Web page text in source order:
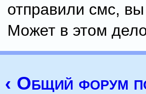
отправили смс,
Может в этом
‹ Общий форум